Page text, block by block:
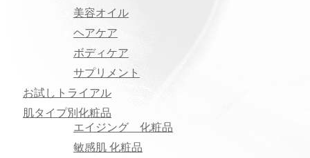
美容オイル
ヘアケア
ボディケア
サプリメント
お試しトライアル
肌タイプ別化粧品
エイジング 化粧品
敏感肌 化粧品